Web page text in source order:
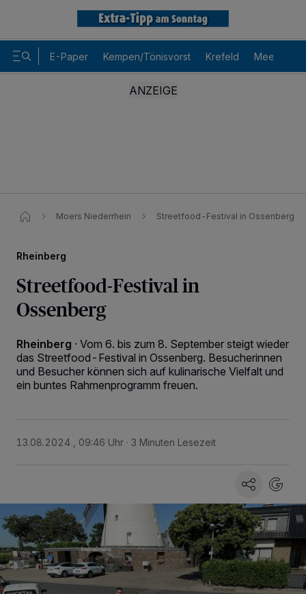
E-Paper Kempen/Tönisvorst Krefeld Meerbusch
Moers Niederrhein Streetfood-Festival in Ossenberg
Rheinberg
Streetfood-Festival in
Ossenberg
Rheinberg · Vom 6. bis zum 8. September steigt wieder
das Streetfood-Festival in Ossenberg. Besucherinnen
und Besucher können sich auf kulinarische Vielfalt und
ein buntes Rahmenprogramm freuen.
13.08.2024 , 09:46 Uhr 3 Minuten Lesezeit
Kennungen auf Ihrem Gerät zu. Durch Auswahl von OK aktivieren Sie
Tracking-Technologien für die unter „Wir und unsere Partner
verarbeiten Daten, um Ihnen Dienste bereitzustellen“ aufgeführten
Zwecke. Wenn Tracker deaktiviert sind, sind manche Inhalte und
Anzeigen möglicherweise nicht mehr so relevant für Sie. Sie können
dieses Menü jederzeit wieder aufrufen, um Ihre Einstellungen zu
ändern oder Ihre Einwilligung zu widerrufen, indem Sie auf den Link
Einstellungen oder Ablehnen am unteren Rand der Webseite klicken.